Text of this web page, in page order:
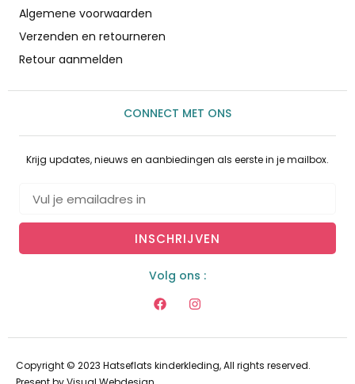
Algemene voorwaarden
Verzenden en retourneren
Retour aanmelden
CONNECT MET ONS
Krijg updates, nieuws en aanbiedingen als eerste in je mailbox.
INSCHRIJVEN
Volg ons :
Copyright © 2023 Hatseflats kinderkleding, All rights reserved.